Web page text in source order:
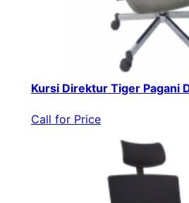
Kursi Direktur Tiger Pagani
Call for Price